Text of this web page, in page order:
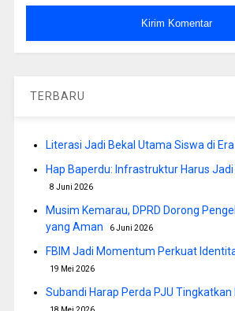
TERBARU
Literasi Jadi Bekal Utama Siswa di
Hap Baperdu: Infrastruktur Harus
8 Juni 2026
Musim Kemarau, DPRD Dorong
yang Aman
6 Juni 2026
FBIM Jadi Momentum Perkuat
19 Mei 2026
Subandi Harap Perda PJU